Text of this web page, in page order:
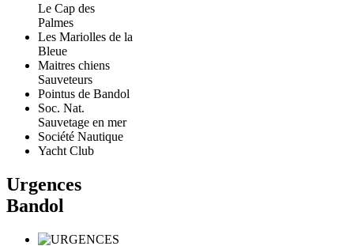
Le Cap des
Palmes
Les Mariolles de la
Bleue
Maitres chiens
Sauveteurs
Pointus de Bandol
Soc. Nat.
Sauvetage en mer
Société Nautique
Yacht Club
Urgences
Bandol